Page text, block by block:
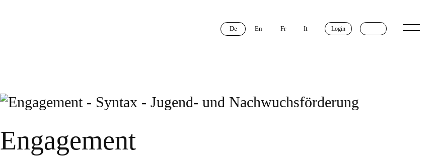
De En Fr It Login
Engagement